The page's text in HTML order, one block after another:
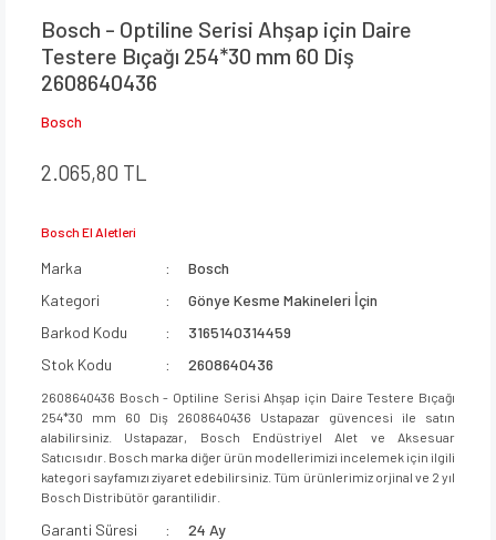
Bosch - Optiline Serisi Ahşap için Daire
Testere Bıçağı 254*30 mm 60 Diş
2608640436
Bosch
2.065,80 TL
Bosch El Aletleri
Marka
Bosch
Kategori
Gönye Kesme Makineleri İçin
Barkod Kodu
3165140314459
Stok Kodu
2608640436
2608640436 Bosch - Optiline Serisi Ahşap için Daire Testere Bıçağı
254*30 mm 60 Diş 2608640436 Ustapazar güvencesi ile satın
alabilirsiniz. Ustapazar, Bosch Endüstriyel Alet ve Aksesuar
Satıcısıdır. Bosch marka diğer ürün modellerimizi incelemek için ilgili
kategori sayfamızı ziyaret edebilirsiniz. Tüm ürünlerimiz orjinal ve 2 yıl
Bosch Distribütör garantilidir.
Garanti Süresi
24 Ay